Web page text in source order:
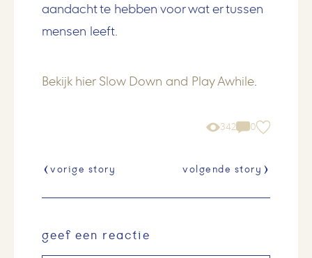
aandacht te hebben voor wat er tussen
mensen leeft.
Bekijk hier Slow Down and Play Awhile.
342 0
vorige story volgende story
geef een reactie